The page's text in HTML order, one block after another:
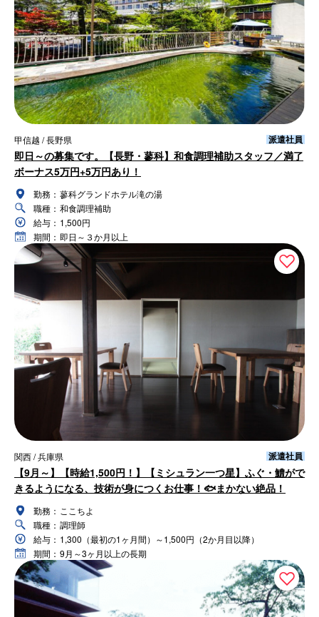
甲信越 / 長野県 派遣社員
即日～の募集です。【長野・蓼科】和食調理補助スタッフ／満了
ボーナス5万円+5万円あり！
勤務： 蓼科グランドホテル滝の湯
職種： 和食調理補助
給与： 1,500円
期間： 即日～３か月以上
関西 / 兵庫県 派遣社員
【9月～】【時給1,500円！】【ミシュラン一つ星】ふぐ・鱧がで
きるようになる、技術が身につくお仕事！🐟まかない絶品！
勤務： ここちよ
職種： 調理師
給与： 1,300（最初の1ヶ月間）～1,500円（2か月目以降）
期間： 9月～3ヶ月以上の長期